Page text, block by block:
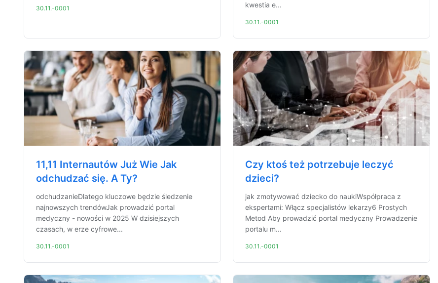
30.11.-0001
kwestia e...
30.11.-0001
11,11 Internautów Już Wie Jak
odchudzać się. A Ty?
odchudzanieDlatego kluczowe będzie śledzenie
najnowszych trendówJak prowadzić portal
medyczny - nowości w 2025 W dzisiejszych
czasach, w erze cyfrowe...
30.11.-0001
Czy ktoś też potrzebuje leczyć
dzieci?
jak zmotywować dziecko do naukiWspółpraca z
ekspertami: Włącz specjalistów lekarzy6 Prostych
Metod Aby prowadzić portal medyczny Prowadzenie
portalu m...
30.11.-0001